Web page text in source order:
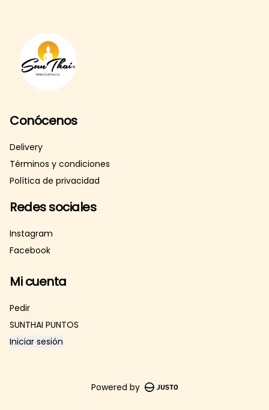
Conócenos
Delivery
Términos y condiciones
Política de privacidad
Redes sociales
Instagram
Facebook
Mi cuenta
Pedir
SUNTHAI PUNTOS
Iniciar sesión
Powered by